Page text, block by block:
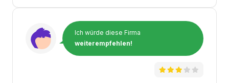
Ich würde diese Firma
weiterempfehlen!